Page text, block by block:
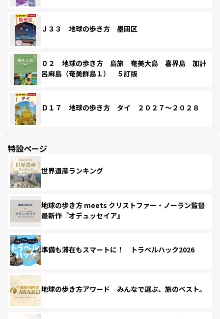
Ｊ３３ 地球の歩き方 墨田区
０２ 地球の歩き方 島旅 奄美大島 喜界島 加計
呂麻島（奄美群島１） ５訂版
Ｄ１７ 地球の歩き方 タイ ２０２７～２０２８
特設ページ
世界遺産ランキング
地球の歩き方 meets クリストファー・ノーラン監督
最新作『オデュッセイア』
準備も滞在もスマートに！ トラベルハック2026
地球の歩き方アワード みんなで選ぶ、旅のベスト。